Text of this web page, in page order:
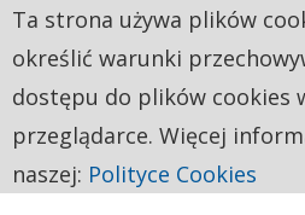
Ta strona używa plików
określić warunki
dostępu do plików cookies
przeglądarce. Więcej
naszej: Polityce Cookies